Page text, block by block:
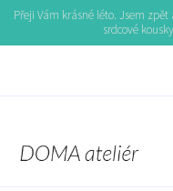
Přeji Vám krásné léto. Jsem
srdcové